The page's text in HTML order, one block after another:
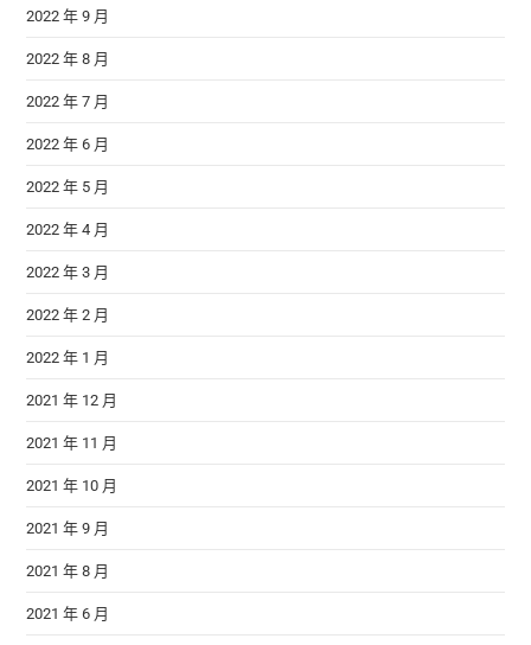
2022 年 9 月
2022 年 8 月
2022 年 7 月
2022 年 6 月
2022 年 5 月
2022 年 4 月
2022 年 3 月
2022 年 2 月
2022 年 1 月
2021 年 12 月
2021 年 11 月
2021 年 10 月
2021 年 9 月
2021 年 8 月
2021 年 6 月